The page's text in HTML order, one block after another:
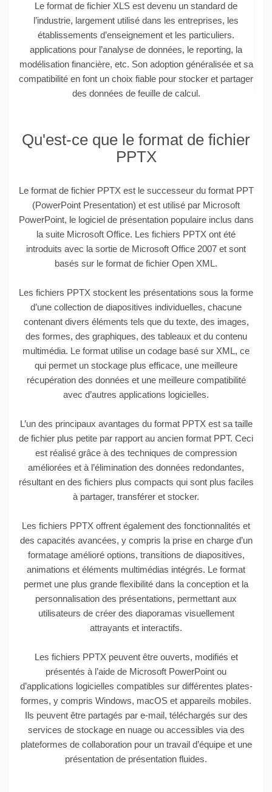
Le format de fichier XLS est devenu un standard de
l’industrie, largement utilisé dans les entreprises, les
établissements d’enseignement et les particuliers.
applications pour l’analyse de données, le reporting, la
modélisation financière, etc. Son adoption généralisée et sa
compatibilité en font un choix fiable pour stocker et partager
des données de feuille de calcul.
Qu'est-ce que le format de fichier
PPTX
Le format de fichier PPTX est le successeur du format PPT
(PowerPoint Presentation) et est utilisé par Microsoft
PowerPoint, le logiciel de présentation populaire inclus dans
la suite Microsoft Office. Les fichiers PPTX ont été
introduits avec la sortie de Microsoft Office 2007 et sont
basés sur le format de fichier Open XML.
Les fichiers PPTX stockent les présentations sous la forme
d’une collection de diapositives individuelles, chacune
contenant divers éléments tels que du texte, des images,
des formes, des graphiques, des tableaux et du contenu
multimédia. Le format utilise un codage basé sur XML, ce
qui permet un stockage plus efficace, une meilleure
récupération des données et une meilleure compatibilité
avec d’autres applications logicielles.
L’un des principaux avantages du format PPTX est sa taille
de fichier plus petite par rapport au ancien format PPT. Ceci
est réalisé grâce à des techniques de compression
améliorées et à l’élimination des données redondantes,
résultant en des fichiers plus compacts qui sont plus faciles
à partager, transférer et stocker.
Les fichiers PPTX offrent également des fonctionnalités et
des capacités avancées, y compris la prise en charge d’un
formatage amélioré options, transitions de diapositives,
animations et éléments multimédias intégrés. Le format
permet une plus grande flexibilité dans la conception et la
personnalisation des présentations, permettant aux
utilisateurs de créer des diaporamas visuellement
attrayants et interactifs.
Les fichiers PPTX peuvent être ouverts, modifiés et
présentés à l’aide de Microsoft PowerPoint ou
d’applications logicielles compatibles sur différentes plates-
formes, y compris Windows, macOS et appareils mobiles.
Ils peuvent être partagés par e-mail, téléchargés sur des
services de stockage en nuage ou accessibles via des
plateformes de collaboration pour un travail d’équipe et une
présentation de présentation fluides.